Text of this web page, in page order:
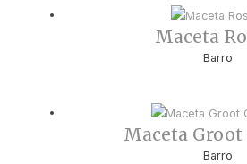
Maceta
Barro
Maceta Groot
Barro